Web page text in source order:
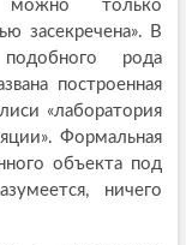
можно только
засекречена». В
рода
построенная
«лаборатория
Формальная
объекта под
ничего